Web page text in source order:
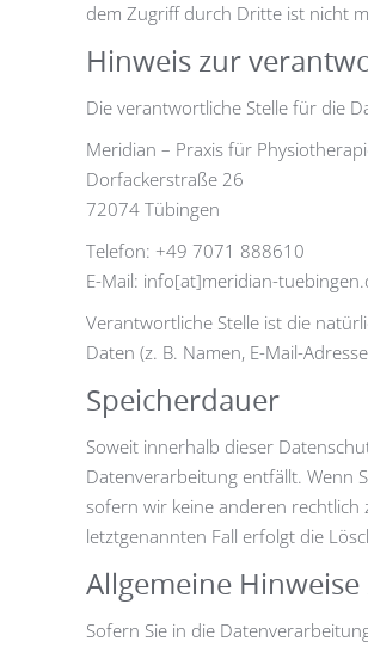
dem Zugriff durch Dritte ist nicht
Hinweis zur
Die verantwortliche Stelle für die
Meridian – Praxis für
Dorfackerstraße 26
72074 Tübingen
Telefon: +49 7071 888610
E-Mail: info[at]meridian-
Verantwortliche Stelle ist die
Daten (z. B. Namen, E-Mail-
Speicherdauer
Soweit innerhalb dieser
Datenverarbeitung entfällt. Wenn
sofern wir keine anderen
letztgenannten Fall erfolgt die
Allgemeine
Sofern Sie in die